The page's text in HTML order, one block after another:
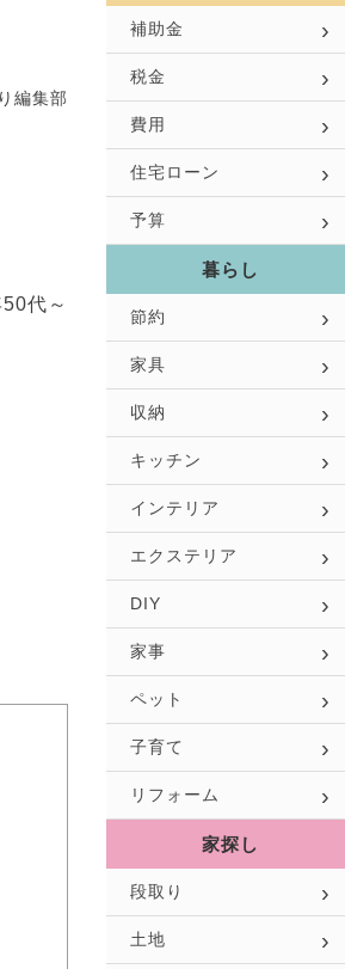
編集部
代～
補助金
税金
費用
住宅ローン
予算
暮らし
節約
家具
収納
キッチン
インテリア
エクステリア
DIY
家事
ペット
子育て
リフォーム
家探し
段取り
土地